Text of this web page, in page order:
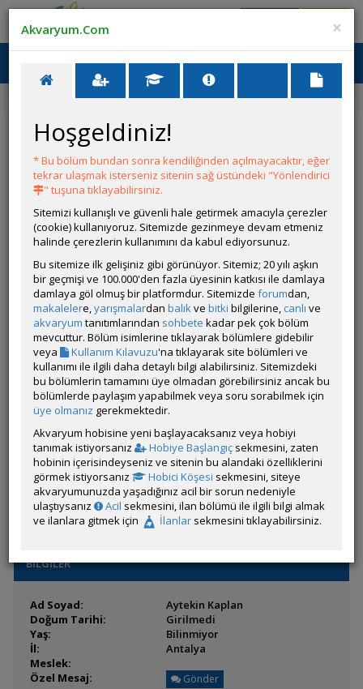
Ana Menü
Ana Sayfa
Forum Üye Profili
ÖZELLİKLER
Kullanıcı Adı:
akaplan6607
Kullanıcı Grubu:
Forum Üyesi
Geri Bildirimleri:
0 adet mevcut.
Aldığı Beğeni:
0
Hesap Durumu:
Aktif
Durumu:
Çevrim Dışı
Üyelik Tarihi:
04 Eylül 2013 16:01
Son Ziyaret:
11 Ağustos 2025 08:06
Toplam Mesaj:
3 [0.00 Gün Ortalaması]
Paylaşım Sayisı:
0 (Son 6 Ay)
İlan Sayisı:
Üyenin Mesaj ve İlanlarını Gör
Üyenin Açtığı Konuları Gör
Üyenin ÖM Engelini Kaldır
BİLGİLER
Ad Soyad:
Aytekin Kaplan
Doğum Tarihi:
Girilmedi
Yaş:
Bilinmiyor
İl:
Antalya
Meslek:
Özel Mesaj:
Gönder
×
Akvaryum.Com
Hoşgeldiniz!
* Bu bölüm bundan sonra kendiliğinden açılmayacaktır, eğer
tekrar ulaşmak isterseniz sitenin sağ üstündeki "Yönlendirici
" tuşuna tıklayabilirsiniz.
Sitemizi kullanışlı ve güvenli hale getirmek amacıyla çerezler
(cookie) kullanıyoruz. Sitemizde gezinmeye devam etmeniz
halinde çerezlerin kullanımını da kabul ediyorsunuz.
Bu sitemize ilk gelişiniz gibi görünüyor. Sitemiz; 20 yılı aşkın
bir geçmişi ve 100.000'den fazla üyesinin katkısı ile damlaya
damlaya göl olmuş bir platformdur. Sitemizde forumdan,
makalelere,yarışmalardan balıkve bitki bilgilerine, canlı ve
akvaryum tanıtımlarından sohbete kadar pek çok bölüm
mevcuttur. Bölüm isimlerine tıklayarak bölümlere gidebilir
veya
Kullanım Kılavuzu'na tıklayarak site bölümleri ve
kullanımı ile ilgili daha detaylı bilgi alabilirsiniz. Sitemizdeki
bu bölümlerin tamamını üye olmadan görebilirsiniz ancak bu
bölümlerde paylaşım yapabilmek veya soru sorabilmek için
üye olmanız gerekmektedir.
Akvaryum hobisine yeni başlayacaksanız veya hobiyi
tanımak istiyorsanız
Hobiye Başlangıç sekmesini, zaten
hobinin içerisindeyseniz ve sitenin bu alandaki özelliklerini
görmek istiyorsanız
Hobici Köşesi sekmesini, siteye
akvaryumunuzda yaşadığınız acil bir sorun nedeniyle
ulaştıysanız
Acil sekmesini, ilan bölümü ile ilgili bilgi almak
ve ilanlara gitmek için
İlanlar sekmesini tıklayabilirsiniz.